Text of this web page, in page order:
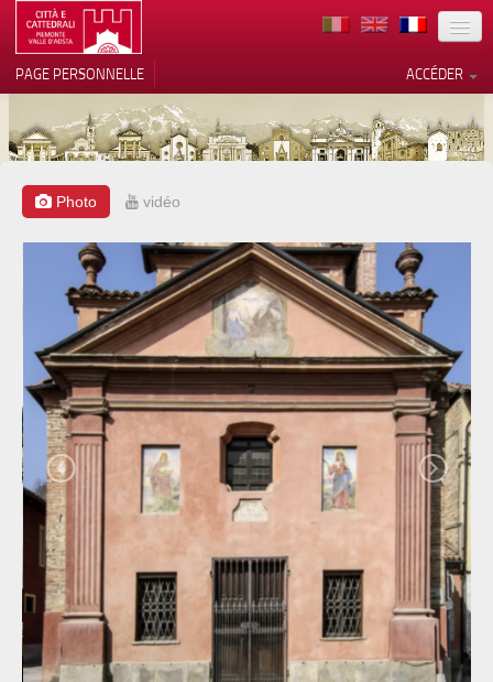
TERRITOIRE
ARCHITECTURE
MUSÉES
ITINÉRAIRES
EVÉNEMENTS
BÉNÉVOLES
CONTACTS
PRESS
ACCÉDER
PAGE PERSONNELLE
Photo vidéo
Notification lors de la collecte
Vos choix en matière de